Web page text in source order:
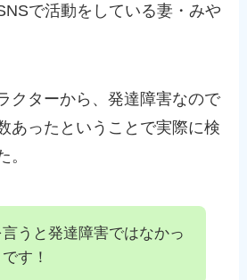
で活動をしている妻・みや
クターから、発達障害なので
あったということで実際に検
。
うと発達障害ではなかっ
す！